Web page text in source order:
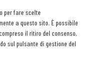
per fare scelte
a questo sito. È possibile
il ritiro del consenso,
sul pulsante di gestione del
Savogna di Isonzo...